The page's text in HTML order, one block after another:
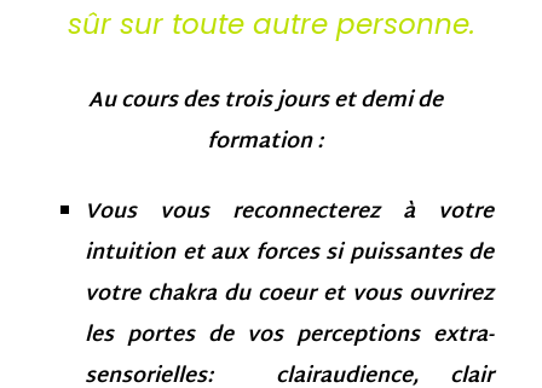
sûr sur toute autre personne.
Au cours des trois jours et demi de
formation :
Vous vous reconnecterez à votre
intuition et aux forces si puissantes de
votre chakra du coeur et vous ouvrirez
les portes de vos perceptions extra-
sensorielles: clairaudience, clair